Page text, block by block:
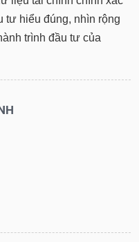
tư hiểu đúng, nhìn rộng
trình đầu tư của